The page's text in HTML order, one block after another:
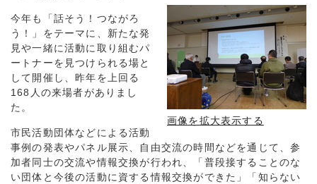
画像を拡大表示する
今年も「話そう！つながろ
う！」をテーマに、新たな発
見や一緒に活動に取り組むパ
ートナーを見つけられる場と
して開催し、昨年を上回る
168人の来場者がありまし
た。
市民活動団体などによる活動
事例の発表やパネル展示、自由交流の時間などを通じて、参
加者同士の交流や情報交換が行われ、「普段接することのな
い団体と今後の活動に資する情報交換ができた」「知らない